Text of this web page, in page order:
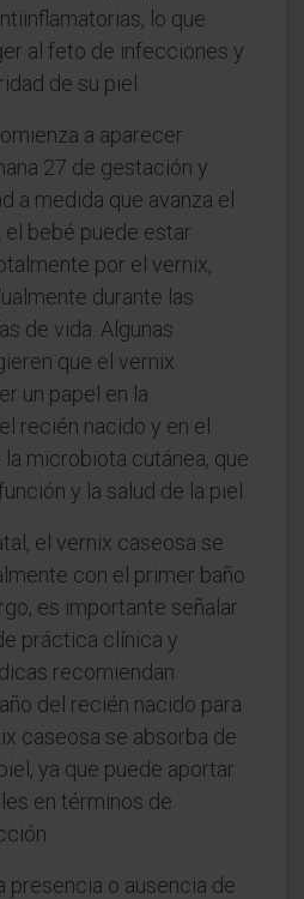
lo que
al feto de infecciones y
de su piel.
a aparecer
27 de gestación y
a medida que avanza el
el bebé puede estar
por el vernix,
durante las
de vida. Algunas
que el vernix
un papel en la
recién nacido y en el
microbiota cutánea, que
y la salud de la piel.
el vernix caseosa se
con el primer baño
es importante señalar
práctica clínica y
recomiendan
del recién nacido para
caseosa se absorba de
ya que puede aportar
en términos de
presencia o ausencia de